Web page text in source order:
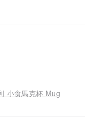
小食馬克杯 Mug